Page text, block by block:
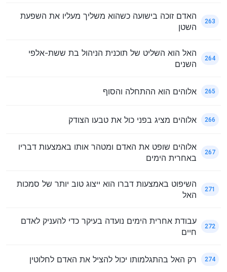
263
האדם זוכה בישועה כשהוא משליך מעליו את השפעת
השטן
264
האל הוא השליט של תוכנית הניהול בת ששת-אלפי
השנים
265 אלוהים הוא ההתחלה והסוף
266 אלוהים מציג בפני כול את טבעו הצודק
267
אלוהים שופט את האדם ומטהר אותו באמצעות דבריו
באחרית הימים
271
השיפוט באמצעות דברו הוא ייצוג טוב יותר של סמכות
האל
272
עבודת אחרית הימים נועדה בעיקר כדי להעניק לאדם
חיים
274 רק האל בהתגלמותו יכול להציל את האדם לחלוטין